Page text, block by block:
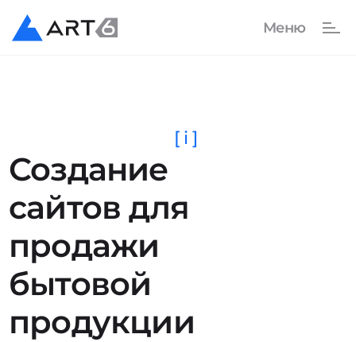
Создание
сайтов для
продажи
бытовой
продукции
[ i ]